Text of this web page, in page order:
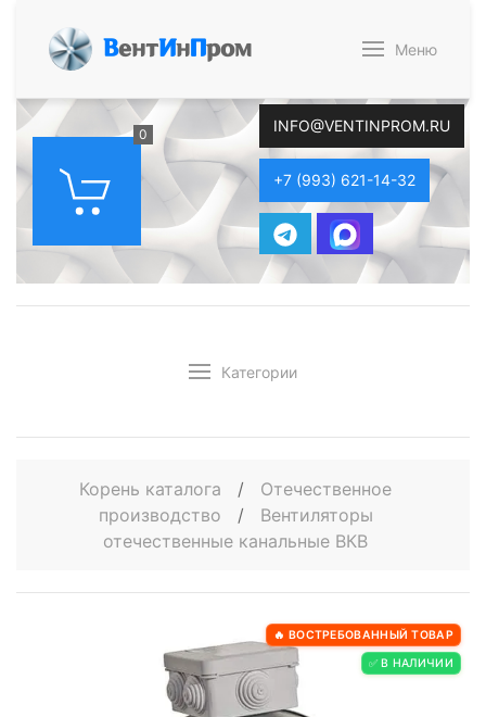
ВентИнПром Меню
0 INFO@VENTINPROM.RU
+7 (993) 621-14-32
Категории
Корень каталога /
Отечественное
производство
/
Вентиляторы
отечественные канальные ВКВ
🔥 ВОСТРЕБОВАННЫЙ ТОВАР
✅ В НАЛИЧИИ